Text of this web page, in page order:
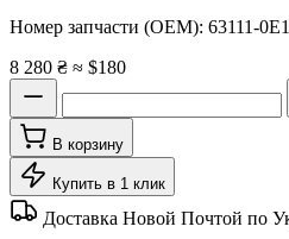
Номер запчасти (OEM): 63111-
8 280 ₴ ≈ $180
В корзину
Купить в 1 клик
Доставка Новой Почтой по